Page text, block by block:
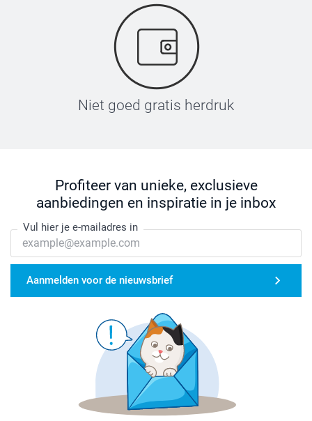
Niet goed gratis herdruk
Profiteer van unieke, exclusieve
aanbiedingen en inspiratie in je inbox
Vul hier je e-mailadres in
Aanmelden voor de nieuwsbrief